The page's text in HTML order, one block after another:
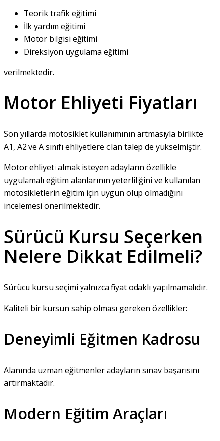
Teorik trafik eğitimi
İlk yardım eğitimi
Motor bilgisi eğitimi
Direksiyon uygulama eğitimi
verilmektedir.
Motor Ehliyeti Fiyatları
Son yıllarda motosiklet kullanımının artmasıyla birlikte
A1, A2 ve A sınıfı ehliyetlere olan talep de yükselmiştir.
Motor ehliyeti almak isteyen adayların özellikle
uygulamalı eğitim alanlarının yeterliliğini ve kullanılan
motosikletlerin eğitim için uygun olup olmadığını
incelemesi önerilmektedir.
Sürücü Kursu Seçerken
Nelere Dikkat Edilmeli?
Sürücü kursu seçimi yalnızca fiyat odaklı yapılmamalıdır.
Kaliteli bir kursun sahip olması gereken özellikler:
Deneyimli Eğitmen Kadrosu
Alanında uzman eğitmenler adayların sınav başarısını
artırmaktadır.
Modern Eğitim Araçları